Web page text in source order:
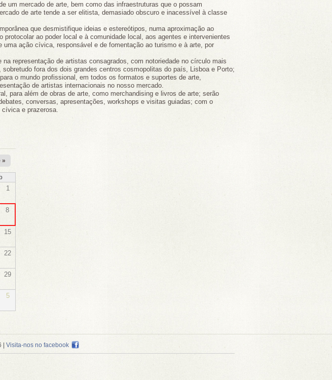
um mercado de arte, bem como das infraestruturas que o possam
de arte tende a ser elitista, demasiado obscuro e inacessível à classe
que desmistifique ideias e estereótipos, numa aproximação ao
ao poder local e à comunidade local, aos agentes e intervenientes
ação cívica, responsável e de fomentação ao turismo e à arte, por
representação de artistas consagrados, com notoriedade no círculo mais
fora dos dois grandes centros cosmopolitas do país, Lisboa e Porto;
o mundo profissional, em todos os formatos e suportes de arte,
de artistas internacionais no nosso mercado.
para além de obras de arte, como merchandising e livros de arte; serão
conversas, apresentações, workshops e visitas guiadas; com o
cívica e prazerosa.
»
1
8
15
22
29
5
| Visita-nos no facebook